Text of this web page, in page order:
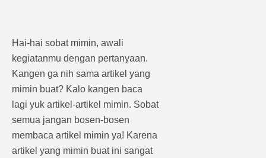
Hai-hai sobat mimin, awali
kegiatanmu dengan pertanyaan.
Kangen ga nih sama artikel yang
mimin buat? Kalo kangen baca
lagi yuk artikel-artikel mimin. Sobat
semua jangan bosen-bosen
membaca artikel mimin ya! Karena
artikel yang mimin buat ini sangat